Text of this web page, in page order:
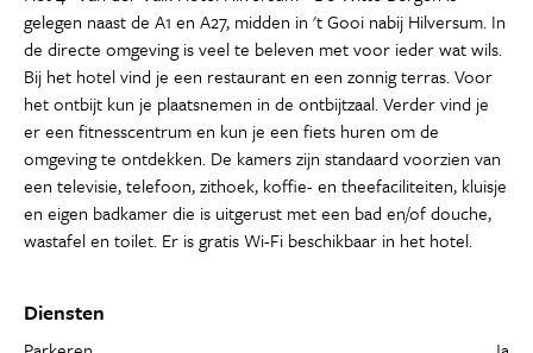
gelegen naast de A1 en A27, midden in 't Gooi nabij Hilversum. In
de directe omgeving is veel te beleven met voor ieder wat wils.
Bij het hotel vind je een restaurant en een zonnig terras. Voor
het ontbijt kun je plaatsnemen in de ontbijtzaal. Verder vind je
er een fitnesscentrum en kun je een fiets huren om de
omgeving te ontdekken. De kamers zijn standaard voorzien van
een televisie, telefoon, zithoek, koffie- en theefaciliteiten, kluisje
en eigen badkamer die is uitgerust met een bad en/of douche,
wastafel en toilet. Er is gratis Wi-Fi beschikbaar in het hotel.
Diensten